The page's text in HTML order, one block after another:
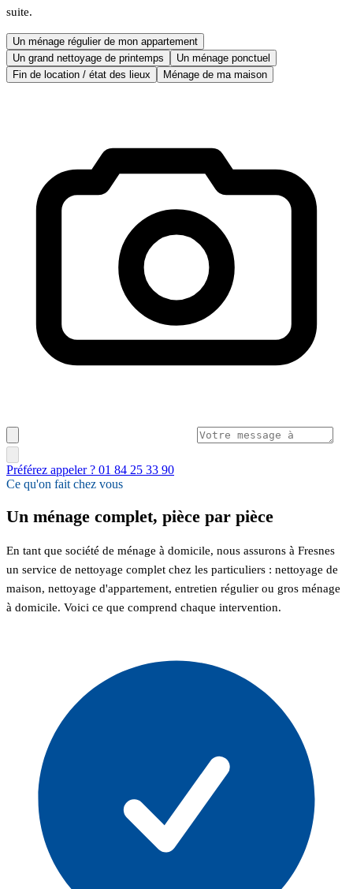
suite.
Un ménage régulier de mon appartement
Un grand nettoyage de printemps
Un ménage ponctuel
Fin de location / état des lieux
Ménage de ma maison
Préférez appeler ? 01 84 25 33 90
Ce qu'on fait chez vous
Un ménage complet, pièce par pièce
En tant que société de ménage à domicile, nous assurons à Fresnes
un service de nettoyage complet chez les particuliers : nettoyage de
maison, nettoyage d'appartement, entretien régulier ou gros ménage
à domicile. Voici ce que comprend chaque intervention.